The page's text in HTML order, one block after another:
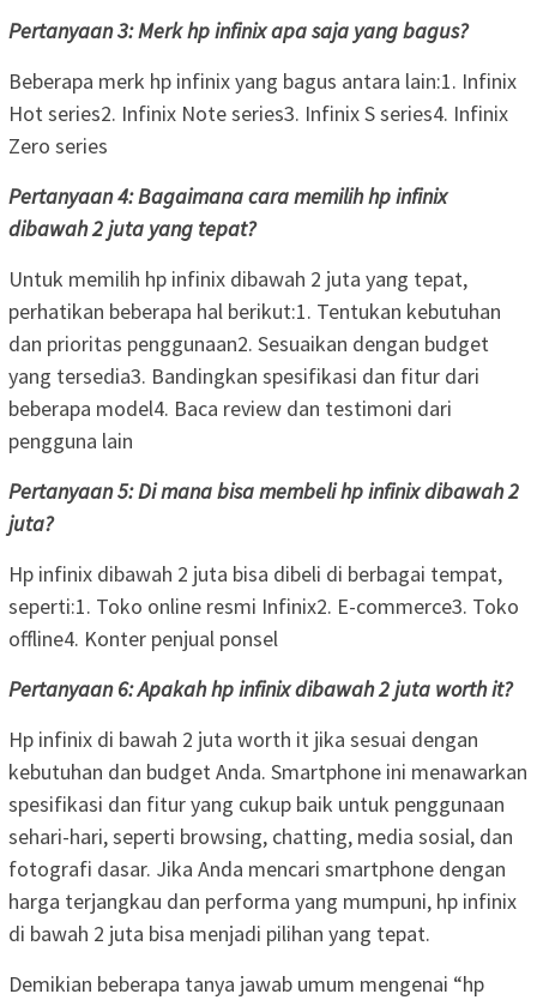
Pertanyaan 3: Merk hp infinix apa saja yang bagus?
Beberapa merk hp infinix yang bagus antara lain:1. Infinix
Hot series2. Infinix Note series3. Infinix S series4. Infinix
Zero series
Pertanyaan 4: Bagaimana cara memilih hp infinix
dibawah 2 juta yang tepat?
Untuk memilih hp infinix dibawah 2 juta yang tepat,
perhatikan beberapa hal berikut:1. Tentukan kebutuhan
dan prioritas penggunaan2. Sesuaikan dengan budget
yang tersedia3. Bandingkan spesifikasi dan fitur dari
beberapa model4. Baca review dan testimoni dari
pengguna lain
Pertanyaan 5: Di mana bisa membeli hp infinix dibawah 2
juta?
Hp infinix dibawah 2 juta bisa dibeli di berbagai tempat,
seperti:1. Toko online resmi Infinix2. E-commerce3. Toko
offline4. Konter penjual ponsel
Pertanyaan 6: Apakah hp infinix dibawah 2 juta worth it?
Hp infinix di bawah 2 juta worth it jika sesuai dengan
kebutuhan dan budget Anda. Smartphone ini menawarkan
spesifikasi dan fitur yang cukup baik untuk penggunaan
sehari-hari, seperti browsing, chatting, media sosial, dan
fotografi dasar. Jika Anda mencari smartphone dengan
harga terjangkau dan performa yang mumpuni, hp infinix
di bawah 2 juta bisa menjadi pilihan yang tepat.
Demikian beberapa tanya jawab umum mengenai “hp